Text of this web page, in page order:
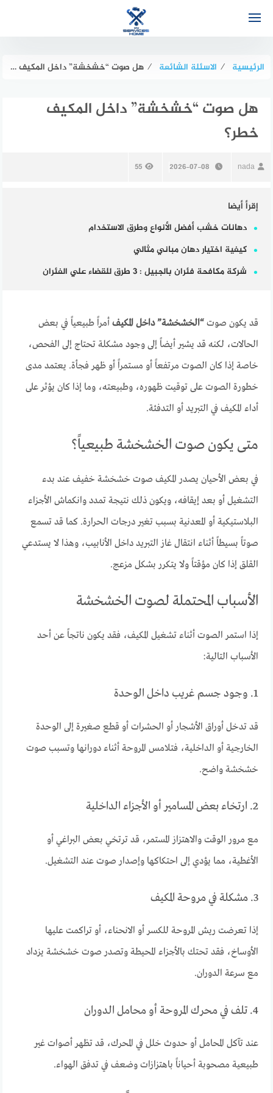
الرئيسية ⁄ الاسئلة الشائعة ⁄ هل صوت “خشخشة” داخل المكيف خطر؟
هل صوت “خشخشة” داخل المكيف
خطر؟
nada
2026-07-08
55
إقرأ أيضا
دهانات خشب أفضل الأنواع وطرق الاستخدام
كيفية اختيار دهان مباني مثالي
شركة مكافحة فئران بالجبيل : 3 طرق للقضاء علي الفئران
قد يكون صوت“الخشخشة” داخل المكيف أمراً طبيعياً في بعض
الحالات، لكنه قد يشير أيضاً إلى وجود مشكلة تحتاج إلى الفحص،
خاصة إذا كان الصوت مرتفعاً أو مستمراً أو ظهر فجأة. يعتمد مدى
خطورة الصوت على توقيت ظهوره، وطبيعته، وما إذا كان يؤثر على
أداء المكيف في التبريد أو التدفئة.
متى يكون صوت الخشخشة طبيعياً؟
في بعض الأحيان يصدر المكيف صوت خشخشة خفيف عند بدء
التشغيل أو بعد إيقافه، ويكون ذلك نتيجة تمدد وانكماش الأجزاء
البلاستيكية أو المعدنية بسبب تغير درجات الحرارة. كما قد تسمع
صوتاً بسيطاً أثناء انتقال غاز التبريد داخل الأنابيب، وهذا لا يستدعي
القلق إذا كان مؤقتاً ولا يتكرر بشكل مزعج.
الأسباب المحتملة لصوت الخشخشة
إذا استمر الصوت أثناء تشغيل المكيف، فقد يكون ناتجاً عن أحد
الأسباب التالية:
1. وجود جسم غريب داخل الوحدة
قد تدخل أوراق الأشجار أو الحشرات أو قطع صغيرة إلى الوحدة
الخارجية أو الداخلية، فتلامس المروحة أثناء دورانها وتسبب صوت
خشخشة واضح.
2. ارتخاء بعض المسامير أو الأجزاء الداخلية
مع مرور الوقت والاهتزاز المستمر، قد ترتخي بعض البراغي أو
الأغطية، مما يؤدي إلى احتكاكها وإصدار صوت عند التشغيل.
3. مشكلة في مروحة المكيف
إذا تعرضت ريش المروحة للكسر أو الانحناء، أو تراكمت عليها
الأوساخ، فقد تحتك بالأجزاء المحيطة وتصدر صوت خشخشة يزداد
مع سرعة الدوران.
4. تلف في محرك المروحة أو محامل الدوران
عند تآكل المحامل أو حدوث خلل في المحرك، قد تظهر أصوات غير
طبيعية مصحوبة أحياناً باهتزازات وضعف في تدفق الهواء.